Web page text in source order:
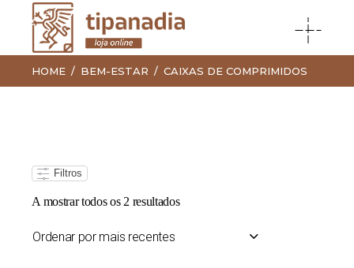
HOME BEM-ESTAR CAIXAS DE COMPRIMIDOS
Filtros
A mostrar todos os 2 resultadosOrdenado
por
Ordenar por mais recentes